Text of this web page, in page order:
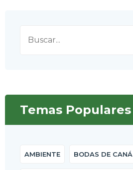
for:
Temas Populares
AMBIENTE BODAS DE CANÁ